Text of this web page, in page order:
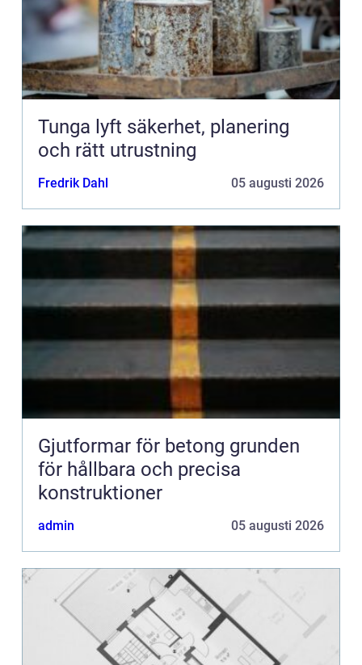
Tunga lyft säkerhet, planering
och rätt utrustning
Fredrik Dahl 05 augusti 2026
Gjutformar för betong grunden
för hållbara och precisa
konstruktioner
admin 05 augusti 2026